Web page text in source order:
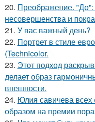
20. Преображение.
несовершенства и
21. У вас важный день?
22. Портрет в стиле
(Technicolor.
23. Этот подход
делает образ
внешности.
24. Юлия савичева
образом на премии